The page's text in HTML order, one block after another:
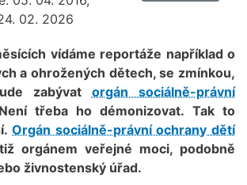
02. 2026
vídáme reportáže například o
a ohrožených dětech, se zmínkou,
zabývat orgán sociálně-právní
třeba ho démonizovat. Tak to
Orgán sociálně-právní ochrany dětí
orgánem veřejné moci, podobně
živnostenský úřad.